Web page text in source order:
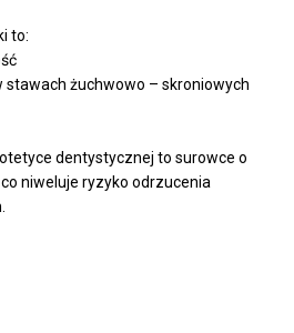
to:
stawach żuchwowo – skroniowych
dentystycznej to surowce o
niweluje ryzyko odrzucenia